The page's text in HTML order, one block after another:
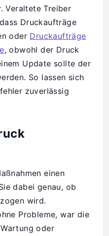
Veraltete Treiber
Druckaufträge
oder Druckaufträge
, obwohl der Druck
Update sollte der
So lassen sich
zuverlässig
einen
dabei genau, ob
wird.
Probleme, war die
oder